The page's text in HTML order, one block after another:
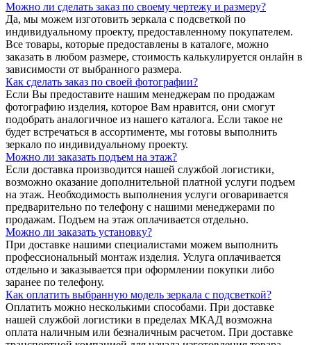
Можно ли сделать заказ по своему чертежу и размеру?
Да, мы можем изготовить зеркала с подсветкой по
индивидуальному проекту, предоставленному покупателем.
Все товары, которые предоставлены в каталоге, можно
заказать в любом размере, стоимость калькулируется онлайн в
зависимости от выбранного размера.
Как сделать заказ по своей фотографии?
Если Вы предоставите нашим менеджерам по продажам
фотографию изделия, которое Вам нравится, они смогут
подобрать аналогичное из нашего каталога. Если такое не
будет встречаться в ассортименте, мы готовы выполнить
зеркало по индивидуальному проекту.
Можно ли заказать подъем на этаж?
Если доставка производится нашей службой логистики,
возможно оказание дополнительной платной услуги подъем
на этаж. Необходимость выполнения услуги оговаривается
предварительно по телефону с нашими менеджерами по
продажам. Подъем на этаж оплачивается отдельно.
Можно ли заказать установку?
При доставке нашими специалистами можем выполнить
профессиональный монтаж изделия. Услуга оплачивается
отдельно и заказывается при оформлении покупки либо
заранее по телефону.
Как оплатить выбранную модель зеркала с подсветкой?
Оплатить можно несколькими способами. При доставке
нашей службой логистики в пределах МКАД возможна
оплата наличным или безналичным расчетом. При доставке